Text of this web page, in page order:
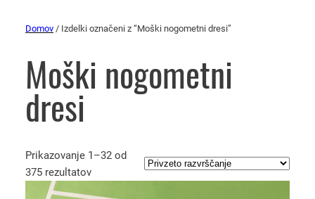
Domov / Izdelki označeni z “Moški nogometni dresi”
Moški nogometni
dresi
Prikazovanje 1–32 od
375 rezultatov